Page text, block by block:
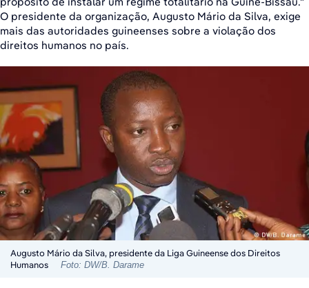
O presidente da organização, Augusto Mário da Silva, exige
mais das autoridades guineenses sobre a violação dos
direitos humanos no país.
Augusto Mário da Silva, presidente da Liga Guineense dos Direitos
Humanos
Foto: DW/B. Darame